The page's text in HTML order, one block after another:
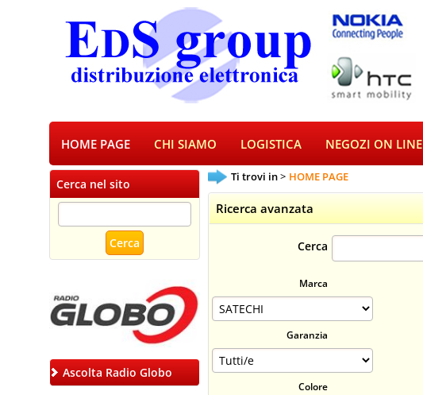
HOME PAGE CHI SIAMO LOGISTICA NEGOZI ON LINE
Cerca nel sito
Ascolta Radio Globo
Ti trovi in HOME PAGE
Ricerca avanzata
Cerca
Marca
Garanzia
Colore